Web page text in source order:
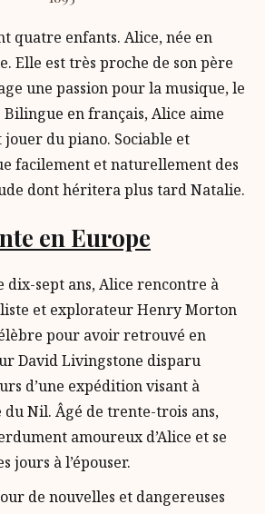
quatre enfants. Alice, née en
Elle est très proche de son père
une passion pour la musique, le
Bilingue en français, Alice aime
jouer du piano. Sociable et
facilement et naturellement des
dont héritera plus tard Natalie.
en Europe
dix-sept ans, Alice rencontre à
et explorateur Henry Morton
pour avoir retrouvé en
David Livingstone disparu
d’une expédition visant à
du Nil. Âgé de trente-trois ans,
amoureux d’Alice et se
jours à l’épouser.
de nouvelles et dangereuses